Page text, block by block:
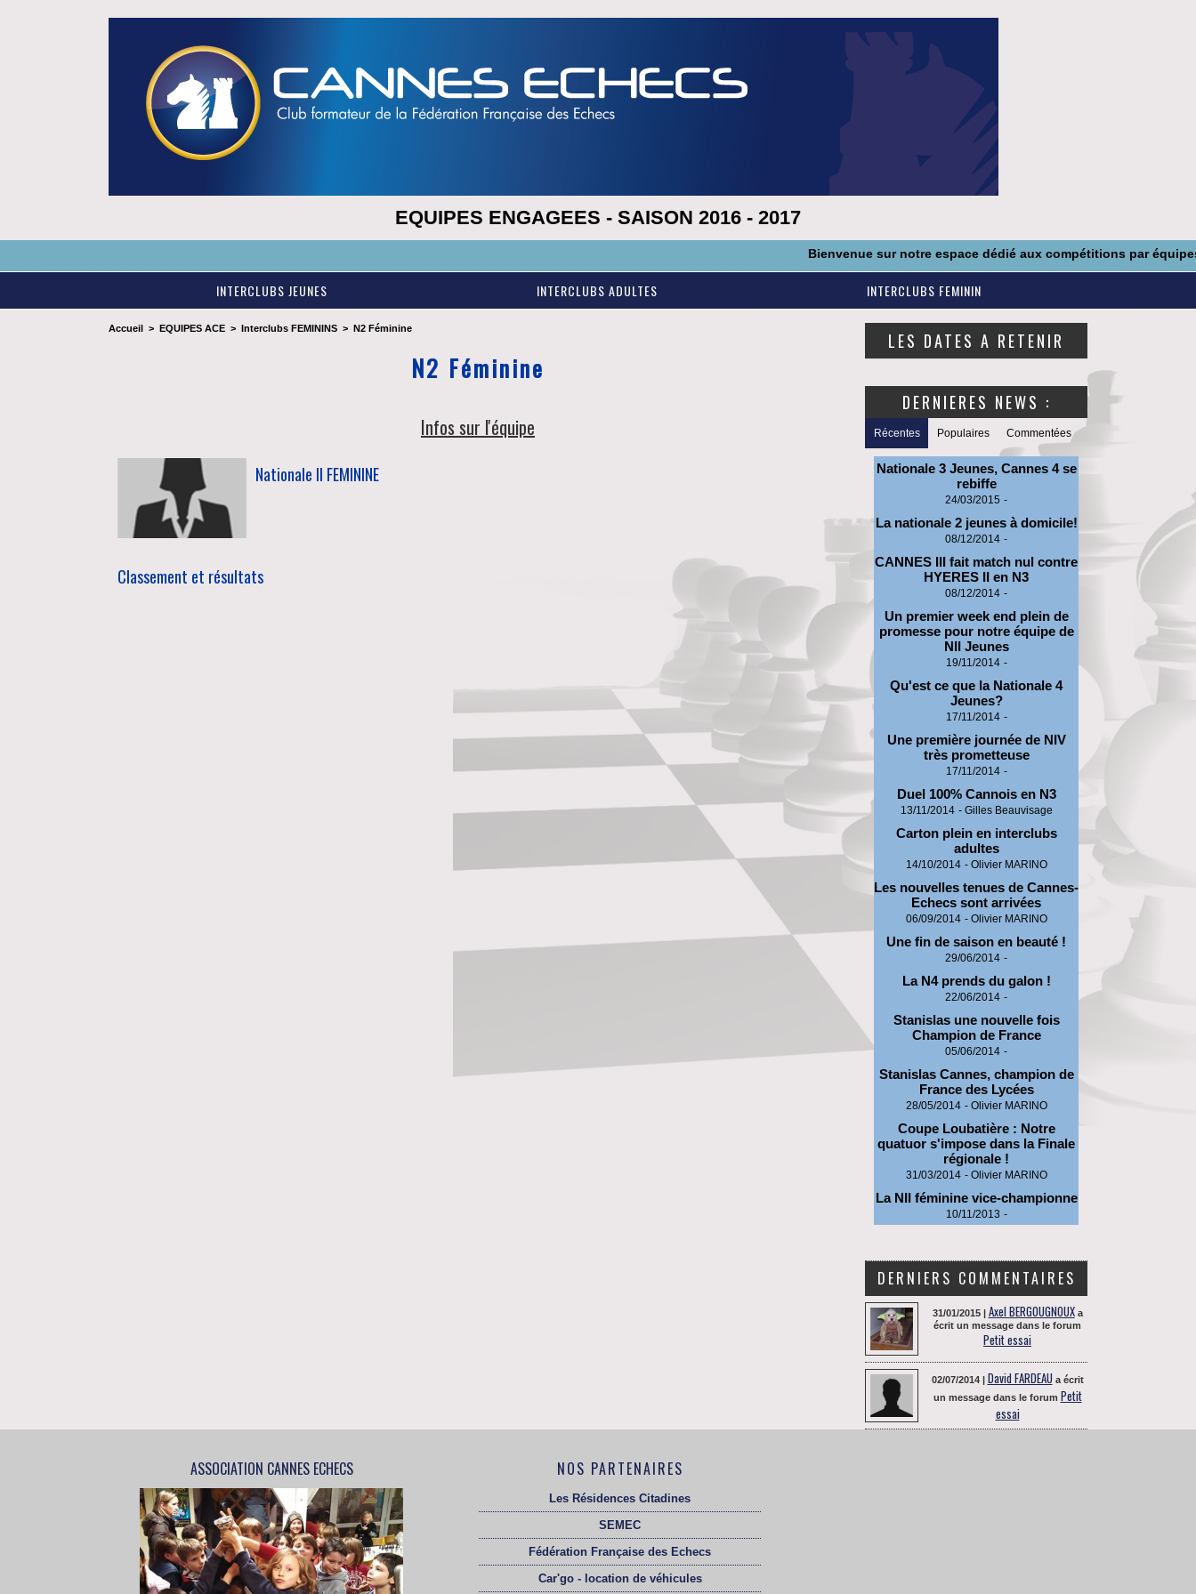
EQUIPES ENGAGEES - SAISON 2016 - 2017
Bienvenue sur notre espace dédié aux compétitions par équipes
INTERCLUBS JEUNES INTERCLUBS ADULTES INTERCLUBS FEMININ
Accueil > EQUIPES ACE > Interclubs FEMININS > N2 Féminine
N2 Féminine
Infos sur l'équipe
Nationale II FEMININE
Classement et résultats
LES DATES A RETENIR
DERNIERES NEWS :
Récentes Populaires Commentées
Nationale 3 Jeunes, Cannes 4 se
rebiffe
24/03/2015 -
La nationale 2 jeunes à domicile!
08/12/2014 -
CANNES III fait match nul contre
HYERES II en N3
08/12/2014 -
Un premier week end plein de
promesse pour notre équipe de
NII Jeunes
19/11/2014 -
Qu'est ce que la Nationale 4
Jeunes?
17/11/2014 -
Une première journée de NIV
très prometteuse
17/11/2014 -
Duel 100% Cannois en N3
13/11/2014 - Gilles Beauvisage
Carton plein en interclubs
adultes
14/10/2014 - Olivier MARINO
Les nouvelles tenues de Cannes-
Echecs sont arrivées
06/09/2014 - Olivier MARINO
Une fin de saison en beauté !
29/06/2014 -
La N4 prends du galon !
22/06/2014 -
Stanislas une nouvelle fois
Champion de France
05/06/2014 -
Stanislas Cannes, champion de
France des Lycées
28/05/2014 - Olivier MARINO
Coupe Loubatière : Notre
quatuor s'impose dans la Finale
régionale !
31/03/2014 - Olivier MARINO
La NII féminine vice-championne
10/11/2013 -
DERNIERS COMMENTAIRES
31/01/2015 | Axel BERGOUGNOUXa
écrit un message dans le forum
Petit essai
02/07/2014 | David FARDEAU a écrit
un message dans le forum Petit
essai
ASSOCIATION CANNES ECHECS NOS PARTENAIRES
Les Résidences Citadines
SEMEC
Fédération Française des Echecs
Car'go - location de véhicules